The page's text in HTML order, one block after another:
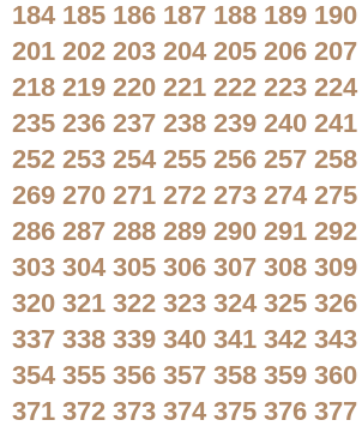
184 185 186 187 188 189 190
201 202 203 204 205 206 207
218 219 220 221 222 223 224
235 236 237 238 239 240 241
252 253 254 255 256 257 258
269 270 271 272 273 274 275
286 287 288 289 290 291 292
303 304 305 306 307 308 309
320 321 322 323 324 325 326
337 338 339 340 341 342 343
354 355 356 357 358 359 360
371 372 373 374 375 376 377